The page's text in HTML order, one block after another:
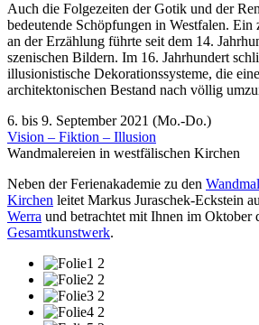
Auch die Folgezeiten der Gotik und der
bedeutende Schöpfungen in Westfalen. Ein
an der Erzählung führte seit dem 14.
szenischen Bildern. Im 16. Jahrhundert
illusionistische Dekorationssysteme, die
architektonischen Bestand nach völlig
6. bis 9. September 2021 (Mo.-Do.)
Vision – Fiktion – Illusion
Wandmalereien in westfälischen Kirchen
Neben der Ferienakademie zu den
Kirchen leitet Markus Juraschek-Eckstein
Werra und betrachtet mit Ihnen im Oktober
Gesamtkunstwerk.